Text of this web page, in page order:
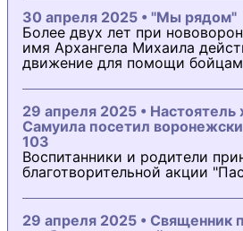
30 апреля 2025 • "Мы рядом"
Более двух лет при
имя Архангела Михаила
движение для помощи
29 апреля 2025 • Настоятель
Самуила посетил
103
Воспитанники и родители
благотворительной акции
29 апреля 2025 • Священник